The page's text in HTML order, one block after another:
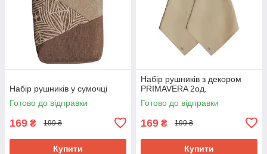
Набір рушників у сумочці
Готово до відправки
169 ₴ 199 ₴
Купити
Набір рушників з декором
PRIMAVERA 2од.
Готово до відправки
169 ₴ 199 ₴
Купити